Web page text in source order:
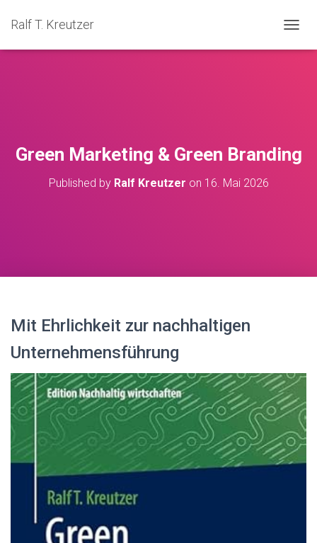
Ralf T. Kreutzer
Green Marketing & Green Branding
Published by Ralf Kreutzer on 16. Mai 2026
Mit Ehrlichkeit zur nachhaltigen
Unternehmensführung